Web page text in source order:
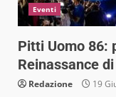
Eventi
Pitti Uomo 86:
Reinassance
Redazione 19